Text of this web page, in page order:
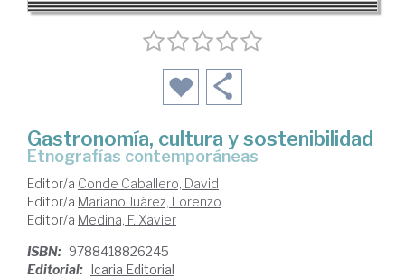
Gastronomía, cultura y sostenibilidad
etnografías contemporáneas
Editor/a Conde Caballero, David
Editor/a Mariano Juárez, Lorenzo
Editor/a Medina, F. Xavier
ISBN: 9788418826245
Editorial: Icaria Editorial